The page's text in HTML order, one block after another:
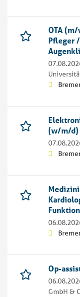
OTA
Pfleger
(w/m/d)
Op-
GmbH &